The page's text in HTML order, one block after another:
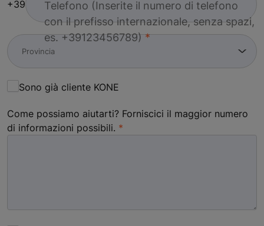
Telefono (Inserite il numero di telefono
con il prefisso internazionale, senza spazi,
es. +39123456789)
+39
Sono già cliente KONE
Come possiamo aiutarti? Forniscici il maggior numero
di informazioni possibili.